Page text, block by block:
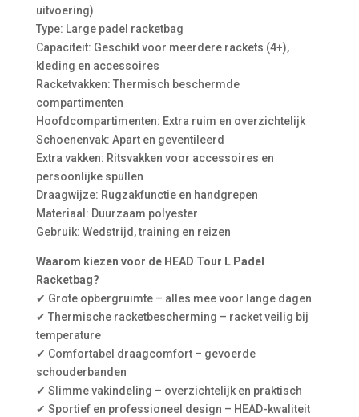
uitvoering)
Type: Large padel racketbag
Capaciteit: Geschikt voor meerdere rackets (4+),
kleding en accessoires
Racketvakken: Thermisch beschermde
compartimenten
Hoofdcompartimenten: Extra ruim en overzichtelijk
Schoenenvak: Apart en geventileerd
Extra vakken: Ritsvakken voor accessoires en
persoonlijke spullen
Draagwijze: Rugzakfunctie en handgrepen
Materiaal: Duurzaam polyester
Gebruik: Wedstrijd, training en reizen
Waarom kiezen voor de HEAD Tour L Padel
Racketbag?
✔ Grote opbergruimte – alles mee voor lange dagen
✔ Thermische racketbescherming – racket veilig bij
temperature
✔ Comfortabel draagcomfort – gevoerde
schouderbanden
✔ Slimme vakindeling – overzichtelijk en praktisch
✔ Sportief en professioneel design – HEAD-kwaliteit